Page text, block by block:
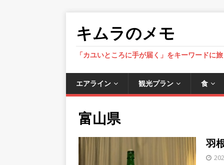
キムラのメモ
「カユいところに手が届く」をキーワードに
エアライン 観光プラン 食
富山県
羽